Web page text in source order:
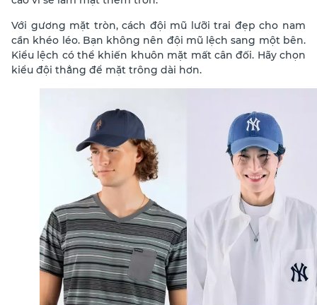
Với gương mặt tròn, cách đội mũ lưỡi trai đẹp cho nam
cần khéo léo. Bạn không nên đội mũ lệch sang một bên.
Kiểu lệch có thể khiến khuôn mặt mất cân đối. Hãy chọn
kiểu đội thẳng để mặt trông dài hơn.